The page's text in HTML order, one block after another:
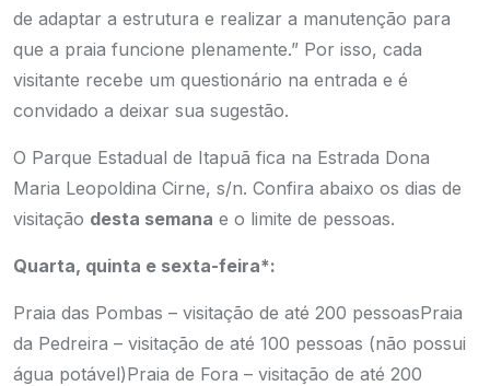
de adaptar a estrutura e realizar a manutenção para
que a praia funcione plenamente.” Por isso, cada
visitante recebe um questionário na entrada e é
convidado a deixar sua sugestão.
O Parque Estadual de Itapuã fica na Estrada Dona
Maria Leopoldina Cirne, s/n. Confira abaixo os dias de
visitação desta semana e o limite de pessoas.
Quarta, quinta e sexta-feira*:
Praia das Pombas – visitação de até 200 pessoasPraia
da Pedreira – visitação de até 100 pessoas (não possui
água potável)Praia de Fora – visitação de até 200